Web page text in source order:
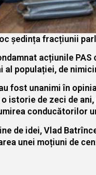
ședința fracțiunii
acțiunile
al populației, de
fost unanimi în
istorie de zeci de
conducătorilor
de idei, Vlad
unei moțiuni de